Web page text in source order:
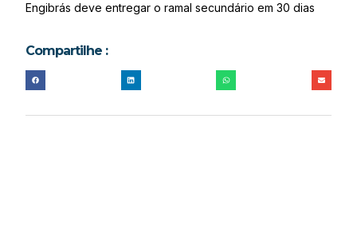
Engibrás deve entregar o ramal secundário em 30 dias
Compartilhe :